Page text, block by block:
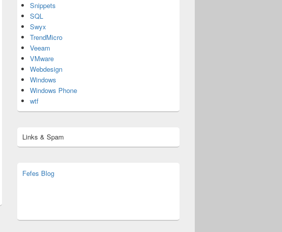
NvCplDesktopContext
Snippets
SQL
Swyx
TrendMicro
Veeam
VMware
Webdesign
Windows
Windows Phone
wtf
Links & Spam
Fefes Blog